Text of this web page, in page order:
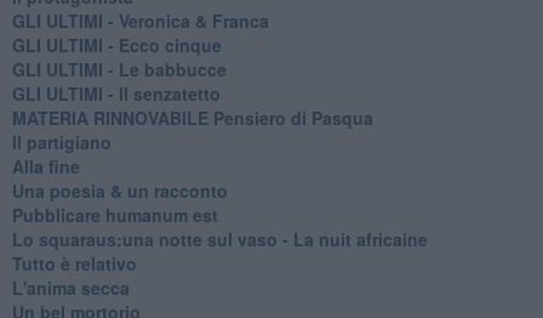
GLI ULTIMI - Veronica & Franca
GLI ULTIMI - Ecco cinque
GLI ULTIMI - Le babbucce
GLI ULTIMI - Il senzatetto
MATERIA RINNOVABILE Pensiero di Pasqua
Il partigiano
Alla fine
Una poesia & un racconto
Pubblicare humanum est
Lo squaraus:una notte sul vaso - La nuit africaine
Tutto è relativo
L'anima secca
Un bel mortorio